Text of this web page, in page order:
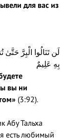
для вас из
لَن تَنَالُوا الْبِرَّ
بِهِ عَلِيمٌ
вы ни
(3:92).
Абу Тальха
есть любимый